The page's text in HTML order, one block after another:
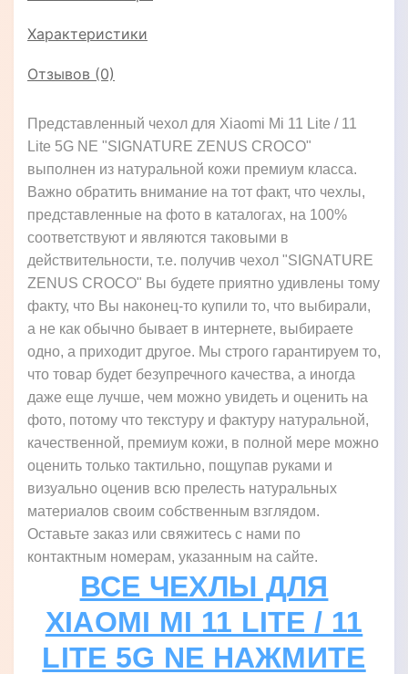
Характеристики
Отзывов (0)
Представленный чехол для Xiaomi Mi 11 Lite / 11
Lite 5G NE "SIGNATURE ZENUS CROCO"
выполнен из натуральной кожи премиум класса.
Важно обратить внимание на тот факт, что чехлы,
представленные на фото в каталогах, на 100%
соответствуют и являются таковыми в
действительности, т.е. получив чехол "SIGNATURE
ZENUS CROCO" Вы будете приятно удивлены тому
факту, что Вы наконец-то купили то, что выбирали,
а не как обычно бывает в интернете, выбираете
одно, а приходит другое. Мы строго гарантируем то,
что товар будет безупречного качества, а иногда
даже еще лучше, чем можно увидеть и оценить на
фото, потому что текстуру и фактуру натуральной,
качественной, премиум кожи, в полной мере можно
оценить только тактильно, пощупав руками и
визуально оценив всю прелесть натуральных
материалов своим собственным взглядом.
Оставьте заказ или свяжитесь с нами по
контактным номерам, указанным на сайте.
ВСЕ ЧЕХЛЫ ДЛЯ
XIAOMI MI 11 LITE / 11
LITE 5G NE НАЖМИТЕ